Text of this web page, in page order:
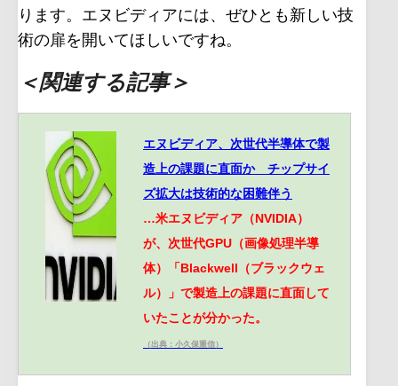
ります。エヌビディアには、ぜひとも新しい技
術の扉を開いてほしいですね。
＜関連する記事＞
エヌビディア、次世代半導体で製
造上の課題に直面か チップサイ
ズ拡大は技術的な困難伴う
…米エヌビディア（NVIDIA）
が、次世代GPU（画像処理半導
体）「Blackwell（ブラックウェ
ル）」で製造上の課題に直面して
いたことが分かった。
（出典：小久保重信）